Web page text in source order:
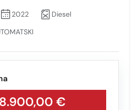
2022
Diesel
€